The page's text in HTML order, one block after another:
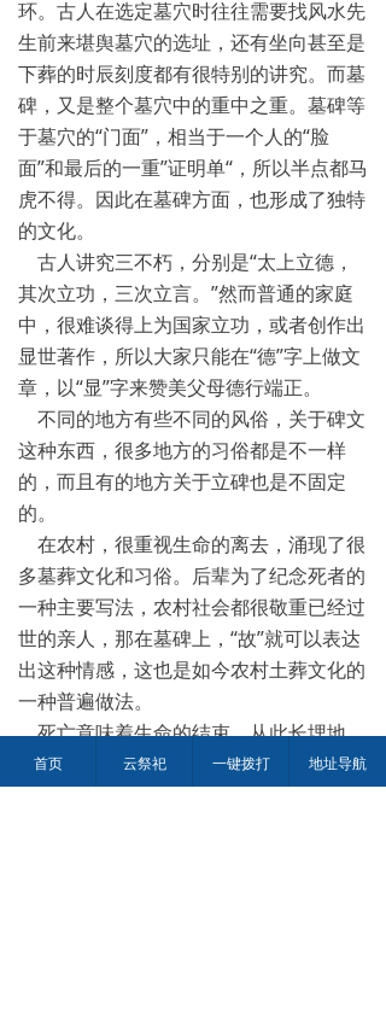
环。古人在选定墓穴时往往需要找风水先
生前来堪舆墓穴的选址，还有坐向甚至是
下葬的时辰刻度都有很特别的讲究。而墓
碑，又是整个墓穴中的重中之重。墓碑等
于墓穴的“门面”，相当于一个人的“脸
面”和最后的一重”证明单“，所以半点都马
虎不得。因此在墓碑方面，也形成了独特
的文化。
古人讲究三不朽，分别是“太上立德，
其次立功，三次立言。”然而普通的家庭
中，很难谈得上为国家立功，或者创作出
显世著作，所以大家只能在“德”字上做文
章，以“显”字来赞美父母德行端正。
不同的地方有些不同的风俗，关于碑文
这种东西，很多地方的习俗都是不一样
的，而且有的地方关于立碑也是不固定
的。
在农村，很重视生命的离去，涌现了很
多墓葬文化和习俗。后辈为了纪念死者的
一种主要写法，农村社会都很敬重已经过
世的亲人，那在墓碑上，“故”就可以表达
出这种情感，这也是如今农村土葬文化的
一种普遍做法。
死亡意味着生命的结束，从此长埋地
下，以青山为伴，与绿树为伍。生前的一
切一切，都已是过眼云烟，什么也不曾带
首页 云祭祀 一键拨打 地址导航